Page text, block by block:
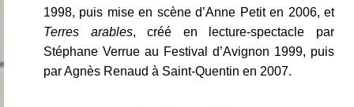
1998, puis mise en scène d’Anne Petit en 2006, et
Terres arables, créé en lecture-spectacle par
Stéphane Verrue au Festival d’Avignon 1999, puis
par Agnès Renaud à Saint-Quentin en 2007.